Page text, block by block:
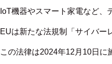
IoT機器やスマート家電など
EUは新たな法規制「サイバー
この法律は2024年12月10日に